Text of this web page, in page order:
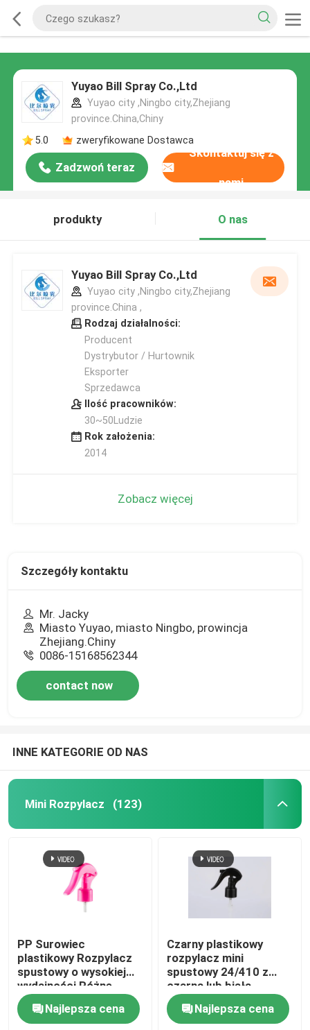
Yuyao Bill Spray Co.,Ltd
Yuyao city ,Ningbo city,Zhejiang
province.China,Chiny
5.0
zweryfikowane Dostawca
Zadzwoń teraz
Skontaktuj się z
nami
produkty O nas
Yuyao Bill Spray Co.,Ltd
Yuyao city ,Ningbo city,Zhejiang
province.China ,
Rodzaj działalności:
Producent
Dystrybutor / Hurtownik
Eksporter
Sprzedawca
Ilość pracowników:
30~50Ludzie
Rok założenia:
2014
Zobacz więcej
Szczegóły kontaktu
Mr. Jacky
Miasto Yuyao, miasto Ningbo, prowincja
Zhejiang.Chiny
0086-15168562344
contact now
INNE KATEGORIE OD NAS
Mini Rozpylacz (123)
PP Surowiec
plastikowy Rozpylacz
spustowy o wysokiej
wydajności Różne
specyfikacje
Najlepsza cena
Czarny plastikowy
rozpylacz mini
spustowy 24/410 z
czarną lub białą
blokadą przycisków
Najlepsza cena